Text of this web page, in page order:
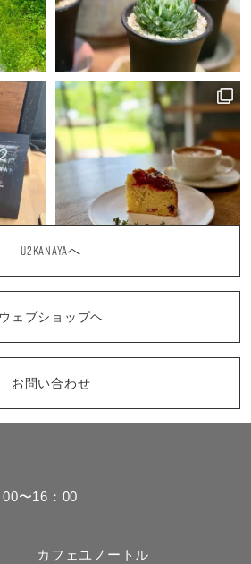
る フォローする
U2KANAYAへ
ウェブショップヘ
お問い合わせ
00〜16：00
カフェユノートル